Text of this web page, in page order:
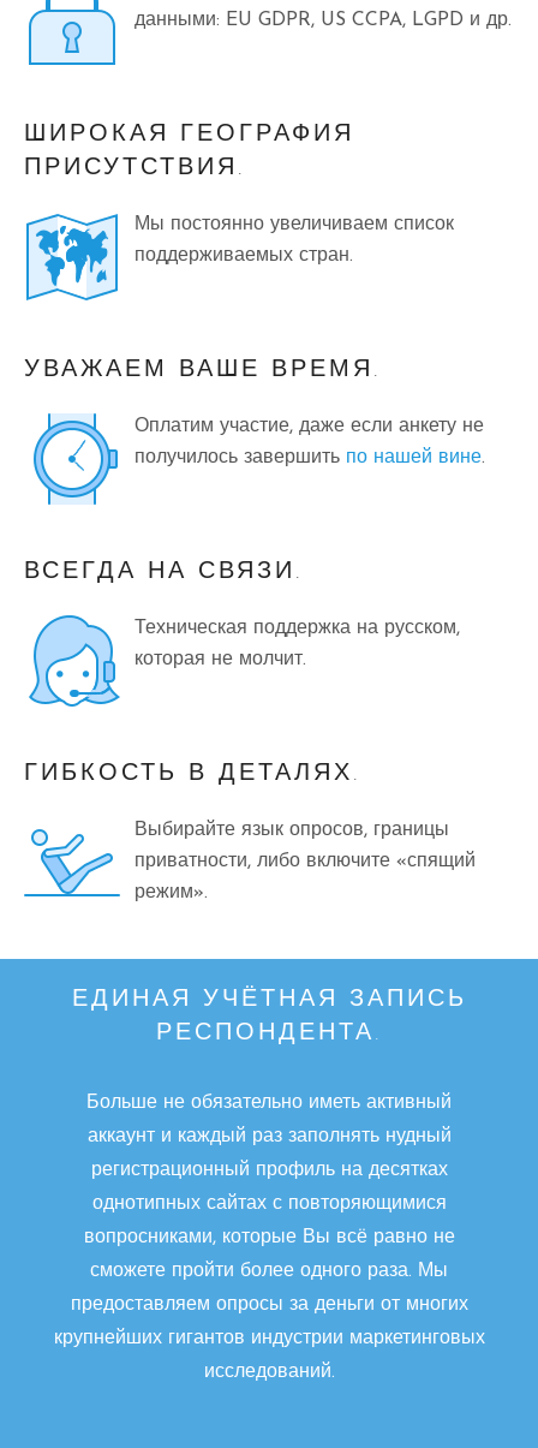
данными: EU GDPR, US CCPA, LGPD и др.
ШИРОКАЯ ГЕОГРАФИЯ
ПРИСУТСТВИЯ.
Мы постоянно увеличиваем список
поддерживаемых стран.
УВАЖАЕМ ВАШЕ ВРЕМЯ.
Оплатим участие, даже если анкету не
получилось завершить по нашей вине.
ВСЕГДА НА СВЯЗИ.
Техническая поддержка на русском,
которая не молчит.
ГИБКОСТЬ В ДЕТАЛЯХ.
Выбирайте язык опросов, границы
приватности, либо включите «спящий
режим».
ЕДИНАЯ УЧЁТНАЯ ЗАПИСЬ
РЕСПОНДЕНТА.
Больше не обязательно иметь активный
аккаунт и каждый раз заполнять нудный
регистрационный профиль на десятках
однотипных сайтах с повторяющимися
вопросниками, которые Вы всё равно не
сможете пройти более одного раза. Мы
предоставляем опросы за деньги от многих
крупнейших гигантов индустрии маркетинговых
исследований.